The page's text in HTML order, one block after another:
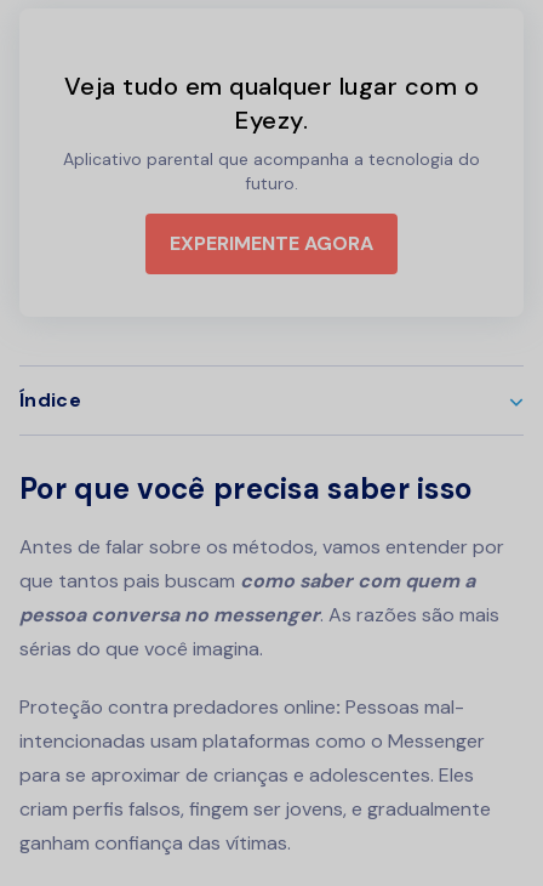
Veja tudo em qualquer lugar com o
Eyezy.
Aplicativo parental que acompanha a tecnologia do
futuro.
EXPERIMENTE AGORA
Índice
Por que você precisa saber isso
Antes de falar sobre os métodos, vamos entender por
que tantos pais buscam como saber com quem a
pessoa conversa no messenger. As razões são mais
sérias do que você imagina.
Proteção contra predadores online: Pessoas mal-
intencionadas usam plataformas como o Messenger
para se aproximar de crianças e adolescentes. Eles
criam perfis falsos, fingem ser jovens, e gradualmente
ganham confiança das vítimas.